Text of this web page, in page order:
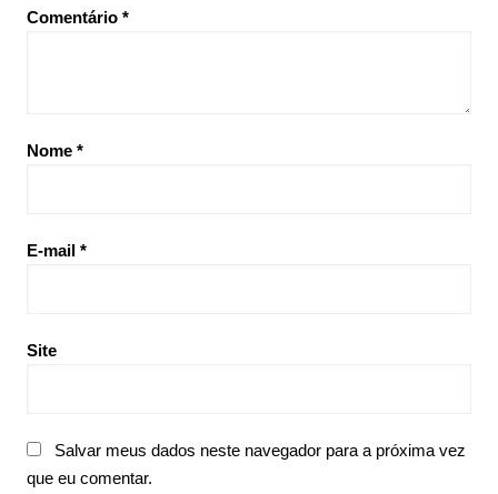
Comentário *
Nome *
E-mail *
Site
Salvar meus dados neste navegador para a próxima vez
que eu comentar.